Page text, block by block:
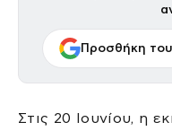
Προσθήκη
Στις 20 Ιουνίου, η